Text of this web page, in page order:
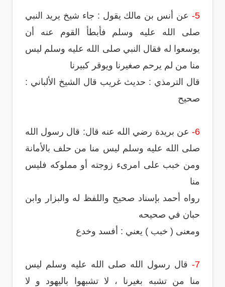
5-
عن أنس بن مالك يقول : جاء شيخ يريد النبي
صلى الله عليه وسلم فأبطأ القوم عنه أن
يوسعوا له فقال النبي صلى الله عليه وسلم ليس
منا من لم يرحم صغيرنا ويوقر كبيرنا
قال الترمذي : حديث غريب قال الشيخ الألباني :
صحيح
6-
عن بريدة رضي الله عنه قال: قال رسول الله
صلى الله عليه وسلم ليس منا من حلف بالأمانة
ومن خبب على امرىء زوجته أو مملوكه فليس
منا
رواه أحمد بإسناد صحيح واللفظ له والبزار وابن
حبان في صحيحه
ومعنى ( خبب ) يعني : أفسد ‏وخدع
7-
قال رسول الله صلى الله عليه وسلم ليس
منا من تشبه بغيرنا ، لا تشبهوا باليهود و لا